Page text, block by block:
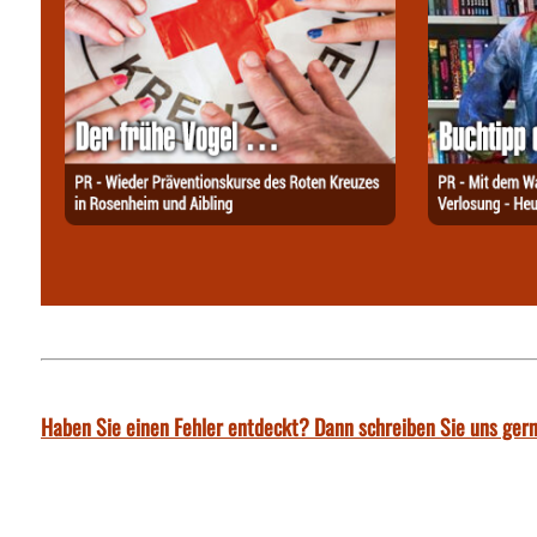
Haben Sie einen Fehler entdeckt? Dann schreiben Sie uns